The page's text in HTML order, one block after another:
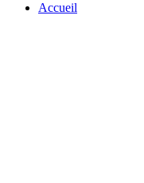
Accueil